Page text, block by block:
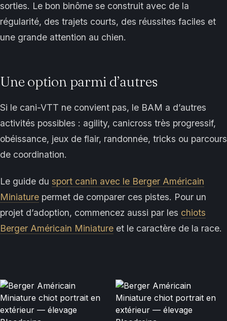
sorties. Le bon binôme se construit avec de la
régularité, des trajets courts, des réussites faciles et
une grande attention au chien.
Une option parmi d’autres
Si le cani-VTT ne convient pas, le BAM a d’autres
activités possibles : agility, canicross très progressif,
obéissance, jeux de flair, randonnée, tricks ou parcours
de coordination.
Le guide du sport canin avec le Berger Américain
Miniature permet de comparer ces pistes. Pour un
projet d’adoption, commencez aussi par les chiots
Berger Américain Miniature et le caractère de la race.